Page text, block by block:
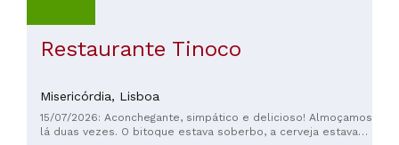
Restaurante Tinoco
Misericórdia, Lisboa
15/07/2026: Aconchegante, simpático e delicioso! Almoçamos
lá duas vezes. O bitoque estava soberbo, a cerveja estava